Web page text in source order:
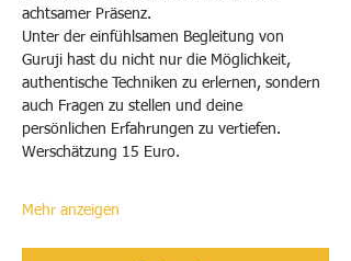
achtsamer Präsenz.
Unter der einfühlsamen Begleitung von
Guruji hast du nicht nur die Möglichkeit,
authentische Techniken zu erlernen, sondern
auch Fragen zu stellen und deine
persönlichen Erfahrungen zu vertiefen.
Werschätzung 15 Euro.
Mehr anzeigen